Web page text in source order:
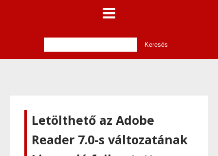
Letölthető az Adobe
Reader 7.0-s változatának